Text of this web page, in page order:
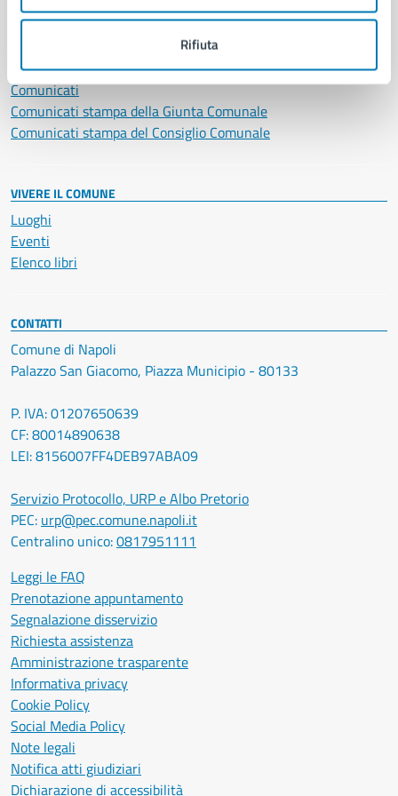
Rifiuta
NOVITÀ
Avvisi
Comunicati
Comunicati stampa della Giunta Comunale
Comunicati stampa del Consiglio Comunale
VIVERE IL COMUNE
Luoghi
Eventi
Elenco libri
CONTATTI
Comune di Napoli
Palazzo San Giacomo, Piazza Municipio - 80133
P. IVA: 01207650639
CF: 80014890638
LEI: 8156007FF4DEB97ABA09
Servizio Protocollo, URP e Albo Pretorio
PEC: urp@pec.comune.napoli.it
Centralino unico:0817951111
Leggi le FAQ
Prenotazione appuntamento
Segnalazione disservizio
Richiesta assistenza
Amministrazione trasparente
Informativa privacy
Cookie Policy
Social Media Policy
Note legali
Notifica atti giudiziari
Dichiarazione di accessibilità